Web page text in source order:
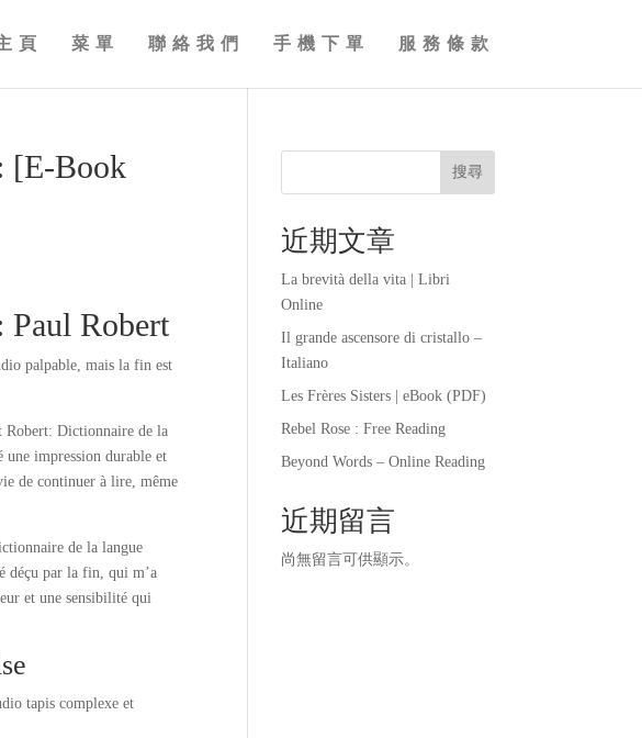
頁 菜單 聯絡我們 手機下單 服務條款
[E-Book
Paul Robert
palpable, mais la fin est
Robert: Dictionnaire de la
une impression durable et
de continuer à lire, même
de la langue
déçu par la fin, qui m’a
et une sensibilité qui
tapis complexe et
搜尋
近期文章
La brevità della vita | Libri
Online
Il grande ascensore di cristallo –
Italiano
Les Frères Sisters | eBook (PDF)
Rebel Rose : Free Reading
Beyond Words – Online Reading
近期留言
尚無留言可供顯示。